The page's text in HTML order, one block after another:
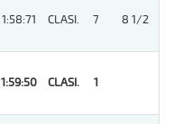
1:58:71 CLASI. 7 8 1/2
1:59:50 CLASI. 1